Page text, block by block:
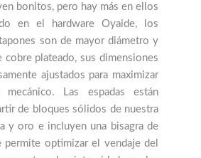
bonitos, pero hay más en ellos
en el hardware Oyaide, los
son de mayor diámetro y
cobre plateado, sus dimensiones
ajustados para maximizar
Las espadas están
de bloques sólidos de nuestra
y oro e incluyen una bisagra de
permite optimizar el vendaje del